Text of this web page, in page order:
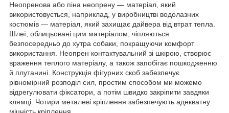
Неопренова або піна неопрену — матеріал, який
використовується, наприклад, у виробництві водолазних
костюмів — матеріал, який захищає дайвера від втрат тепла.
Шлеї, облицьовані цим матеріалом, чіпляються
безпосередньо до хутра собаки, покращуючи комфорт
використання. Неопрен контактувальний зі шкірою, створює
враження теплого матеріалу, а також запобігає пошкодженню
й плутанині. Конструкція фігурних скоб забезпечує
рівномірний розподіл сил, простим способом ми можемо
відрегулювати фіксатори, а потім швидко закріпити завдяки
клямці. Чотири металеві кріплення забезпечують адекватну
міцність кріплення.